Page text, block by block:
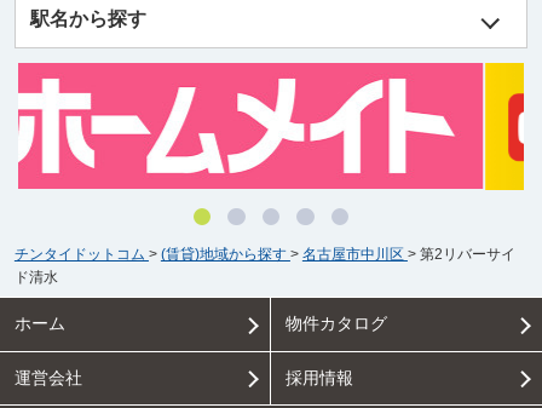
駅名から探す
チンタイドットコム > (賃貸)地域から探す > 名古屋市中川区 > 第2リバーサイ
ド清水
ホーム 物件カタログ
運営会社 採用情報